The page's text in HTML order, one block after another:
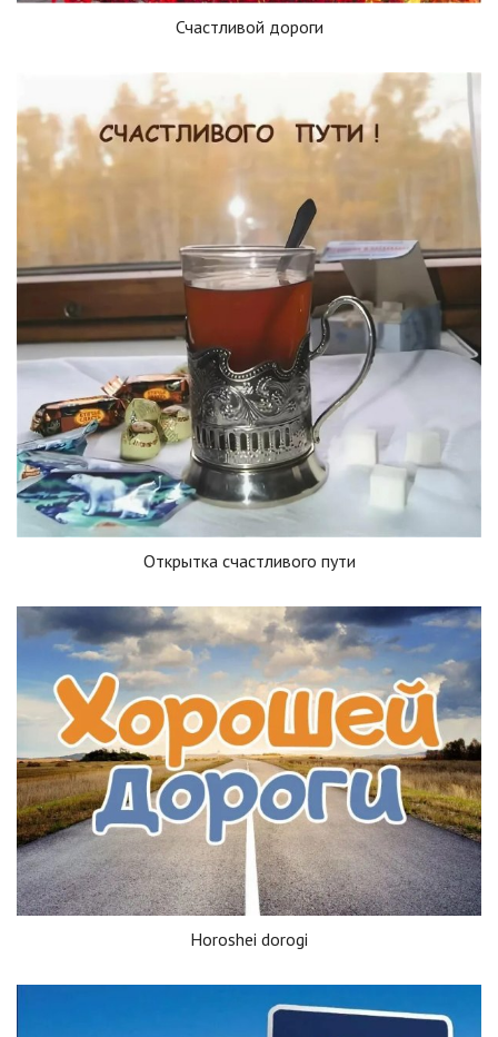
Счастливой дороги
Открытка счастливого пути
Horoshei dorogi